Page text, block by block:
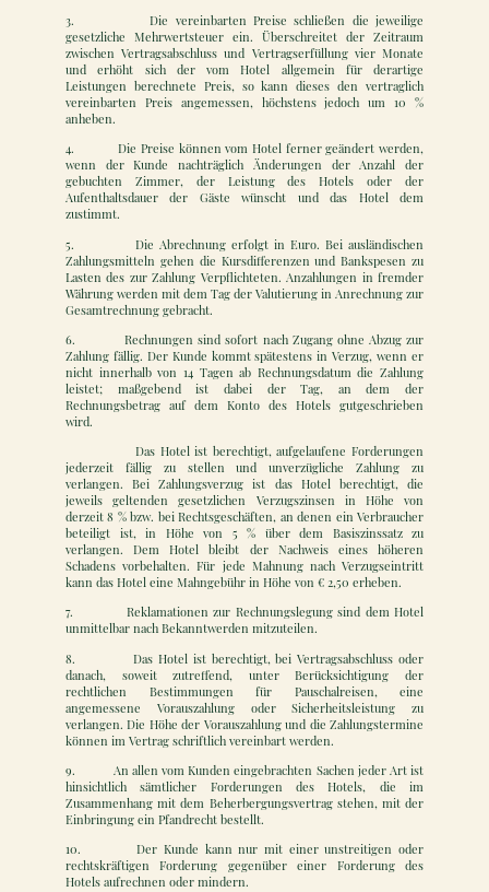
3. Die vereinbarten Preise schließen die jeweilige
gesetzliche Mehrwertsteuer ein. Überschreitet der Zeitraum
zwischen Vertragsabschluss und Vertragserfüllung vier Monate
und erhöht sich der vom Hotel allgemein für derartige
Leistungen berechnete Preis, so kann dieses den vertraglich
vereinbarten Preis angemessen, höchstens jedoch um 10 %
anheben.
4. Die Preise können vom Hotel ferner geändert werden,
wenn der Kunde nachträglich Änderungen der Anzahl der
gebuchten Zimmer, der Leistung des Hotels oder der
Aufenthaltsdauer der Gäste wünscht und das Hotel dem
zustimmt.
5. Die Abrechnung erfolgt in Euro. Bei ausländischen
Zahlungsmitteln gehen die Kursdifferenzen und Bankspesen zu
Lasten des zur Zahlung Verpflichteten. Anzahlungen in fremder
Währung werden mit dem Tag der Valutierung in Anrechnung zur
Gesamtrechnung gebracht.
6. Rechnungen sind sofort nach Zugang ohne Abzug zur
Zahlung fällig. Der Kunde kommt spätestens in Verzug, wenn er
nicht innerhalb von 14 Tagen ab Rechnungsdatum die Zahlung
leistet; maßgebend ist dabei der Tag, an dem der
Rechnungsbetrag auf dem Konto des Hotels gutgeschrieben
wird.
Das Hotel ist berechtigt, aufgelaufene Forderungen
jederzeit fällig zu stellen und unverzügliche Zahlung zu
verlangen. Bei Zahlungsverzug ist das Hotel berechtigt, die
jeweils geltenden gesetzlichen Verzugszinsen in Höhe von
derzeit 8 % bzw. bei Rechtsgeschäften, an denen ein Verbraucher
beteiligt ist, in Höhe von 5 % über dem Basiszinssatz zu
verlangen. Dem Hotel bleibt der Nachweis eines höheren
Schadens vorbehalten. Für jede Mahnung nach Verzugseintritt
kann das Hotel eine Mahngebühr in Höhe von € 2,50 erheben.
7. Reklamationen zur Rechnungslegung sind dem Hotel
unmittelbar nach Bekanntwerden mitzuteilen.
8. Das Hotel ist berechtigt, bei Vertragsabschluss oder
danach, soweit zutreffend, unter Berücksichtigung der
rechtlichen Bestimmungen für Pauschalreisen, eine
angemessene Vorauszahlung oder Sicherheitsleistung zu
verlangen. Die Höhe der Vorauszahlung und die Zahlungstermine
können im Vertrag schriftlich vereinbart werden.
9. An allen vom Kunden eingebrachten Sachen jeder Art ist
hinsichtlich sämtlicher Forderungen des Hotels, die im
Zusammenhang mit dem Beherbergungsvertrag stehen, mit der
Einbringung ein Pfandrecht bestellt.
10. Der Kunde kann nur mit einer unstreitigen oder
rechtskräftigen Forderung gegenüber einer Forderung des
Hotels aufrechnen oder mindern.